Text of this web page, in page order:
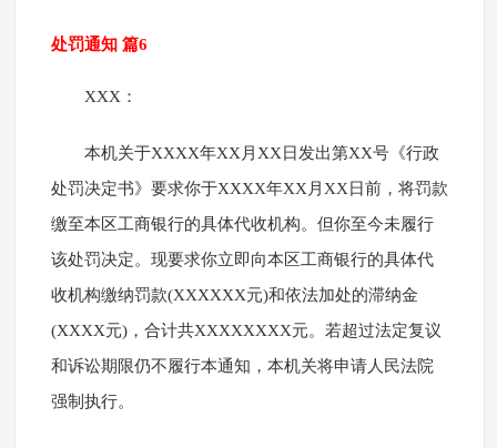
处罚通知 篇6
XXX：
本机关于XXXX年XX月XX日发出第XX号《行政
处罚决定书》要求你于XXXX年XX月XX日前，将罚款
缴至本区工商银行的具体代收机构。但你至今未履行
该处罚决定。现要求你立即向本区工商银行的具体代
收机构缴纳罚款(XXXXXX元)和依法加处的滞纳金
(XXXX元)，合计共XXXXXXXX元。若超过法定复议
和诉讼期限仍不履行本通知，本机关将申请人民法院
强制执行。